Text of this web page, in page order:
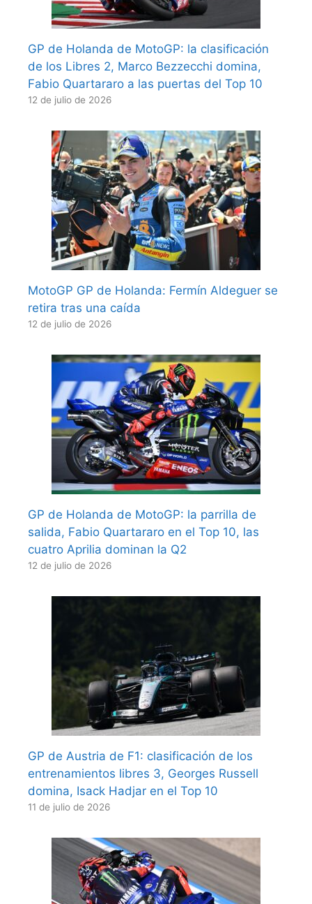
GP de Holanda de MotoGP: la clasificación
de los Libres 2, Marco Bezzecchi domina,
Fabio Quartararo a las puertas del Top 10
12 de julio de 2026
MotoGP GP de Holanda: Fermín Aldeguer se
retira tras una caída
12 de julio de 2026
GP de Holanda de MotoGP: la parrilla de
salida, Fabio Quartararo en el Top 10, las
cuatro Aprilia dominan la Q2
12 de julio de 2026
GP de Austria de F1: clasificación de los
entrenamientos libres 3, Georges Russell
domina, Isack Hadjar en el Top 10
11 de julio de 2026